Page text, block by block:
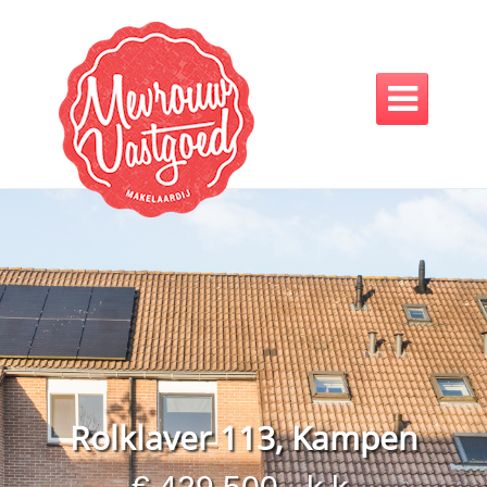

Rolklaver 113, Kampen